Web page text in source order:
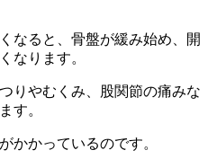
なると、骨盤が緩み始め、開
なります。
りやむくみ、股関節の痛みな
す。
かかっているのです。